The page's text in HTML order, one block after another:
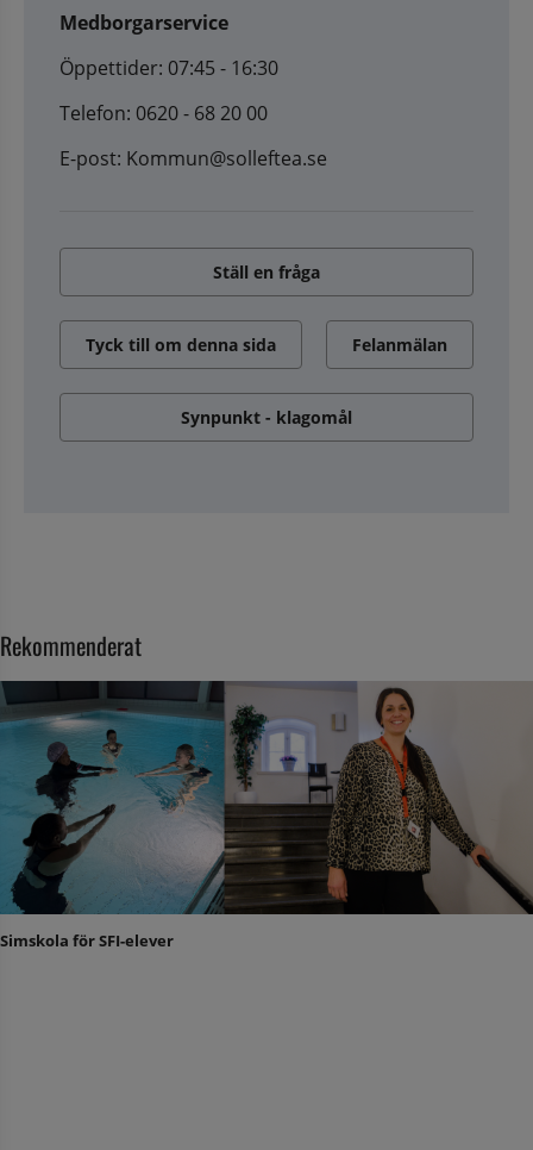
Medborgarservice
Öppettider: 07:45 - 16:30
Telefon: 0620 - 68 20 00
E-post: Kommun@solleftea.se
Ställ en fråga
Tyck till om denna sida Felanmälan
Synpunkt - klagomål
Rekommenderat
Simskola för SFI-elever